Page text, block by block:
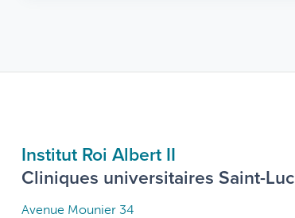
Institut Roi Albert II
Cliniques universitaires Saint-Luc
Avenue Mounier 34